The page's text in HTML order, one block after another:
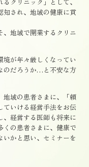
知され、地域の健康に貢
、地域で開業するクリニ
が年々厳しくなってい
のだろうか…と不安な方
地域の患者さまに、「頼
ていける経営手法をお伝
、経営する医師も将来に
の患者さまに、健康で
かと思い、セミナーを